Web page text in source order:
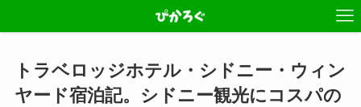
トラベロッジホテル・シドニー・ウィン
ヤード宿泊記。シドニー観光にコスパの